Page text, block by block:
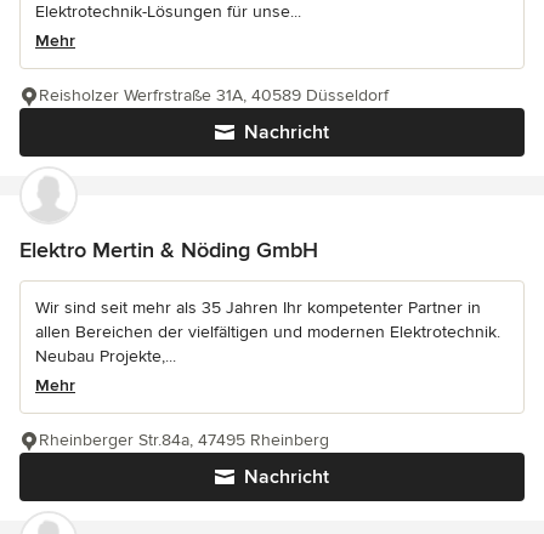
Elektrotechnik-Lösungen für unse...
Mehr
Nachricht
Reisholzer Werfrstraße 31A, 40589 Düsseldorf
Elektro Mertin & Nöding GmbH
Wir sind seit mehr als 35 Jahren Ihr kompetenter Partner in
allen Bereichen der vielfältigen und modernen Elektrotechnik.
Neubau Projekte,...
Mehr
Nachricht
Rheinberger Str.84a, 47495 Rheinberg